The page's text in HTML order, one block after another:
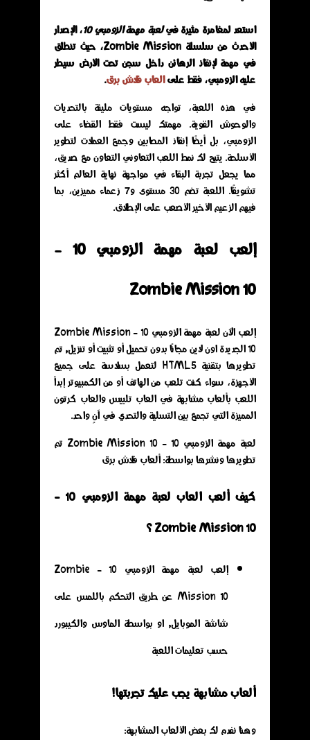
استعد لمغامرة مثيرة فيلعبة مهمة الزومبي 10 ، الإصدار
الأحدث من سلسلة Zombie Mission، حيث تنطلق
في مهمة لإنقاذ الرهائن داخل سجن تحت الأرض سيطر
عليه الزومبي، فقط علىالعاب فلاش برق.
في هذه اللعبة، تواجه مستويات مليئة بالتحديات
والوحوش القوية. مهمتك ليست فقط القضاء على
الزومبي، بل أيضًا إنقاذ المصابين وجمع العملات لتطوير
الأسلحة. يتيح لك نمط اللعب التعاوني التعاون مع صديق،
مما يجعل تجربة البقاء في مواجهة نهاية العالم أكثر
تشويقًا. اللعبة تضم 30 مستوى و7 زعماء مميزين، بما
فيهم الزعيم الأخير الأصعب على الإطلاق.
إلعب لعبة مهمة الزومبي 10 -
Zombie Mission 10
إلعب الآن لعبة مهمة الزومبي 10 - Zombie Mission
10 الجديدة اون لاين مجانًا بدون تحميل أو تثبيت أو تنزيل, تم
تطويرها بتقنية HTML5 لتعمل بسلاسة على جميع
الأجهزة، سواء كنت تلعب من الهاتف أو من الكمبيوتر إبدأ
اللعب بألعاب مشابهة في العاب تلبيس والعاب كرتون
المميزة التي تجمع بين التسلية والتحدي في آنٍ واحد.
لعبة مهمة الزومبي 10 - Zombie Mission 10 تم
تطويرها ونشرها بواسطة: ألعاب فلاش برق
كيف ألعب العاب لعبة مهمة الزومبي 10 -
Zombie Mission 10 ؟
إلعب لعبة مهمة الزومبي 10 - Zombie
Mission 10 عن طريق التحكم باللمس على
شاشة الموبايل, او بواسطة الماوس والكيبورد
حسب تعليمات اللعبة
ألعاب مشابهة يجب عليك تجربتها!
وهنا نفدم لك بعض الألعاب المشابهة: